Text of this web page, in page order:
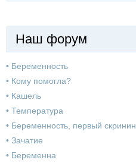
Наш форум
• Беременность
• Кому помогла?
• Кашель
• Температура
• Беременность, первый
• Зачатие
• Беременна